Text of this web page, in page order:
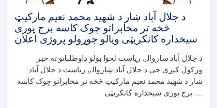
جوړولو
پروژی
اعلان
د جلال آباد ښار د شهید محمد نعیم مارکیټ
څخه تر مخابراتو چوک کاسه برج پوری
سیخداره کانکریټی ویالو جوړولو پروژی اعلان
د جلال آباد ښاروالۍ ریاست لخوا ټولو داوطلبانو ته خبر
ورکول کیږی چی د جلال آباد ښاروالۍ ریاست د جلال آباد
ښار د شهید محمد نعیم مارکیټ څخه تر مخابراتو چوک کاسه
برج پوری سیخداره کانکریټی . . .